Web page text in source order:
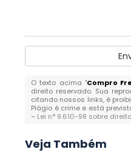
O texto acima "Compro
direito reservado. Sua
citando nossos links, é
Plágio é crime e está
– Lei n° 9.610-98 sobre
Veja Também